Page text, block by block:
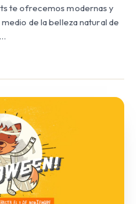
te ofrecemos modernas y
de la belleza natural de